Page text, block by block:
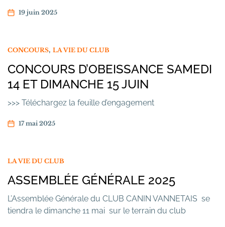
19 juin 2025
CONCOURS D’OBEISSANCE SAMEDI
14 ET DIMANCHE 15 JUIN
CONCOURS, LA VIE DU CLUB
>>> Téléchargez la feuille d’engagement
17 mai 2025
ASSEMBLÉE GÉNÉRALE 2025
LA VIE DU CLUB
L’Assemblée Générale du CLUB CANIN VANNETAIS se
tiendra le dimanche 11 mai sur le terrain du club